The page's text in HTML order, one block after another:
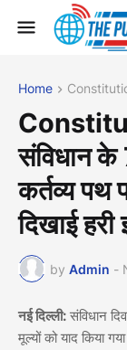
Home
संविधान के
कर्तव्य पथ
दिखाई हरी
by Admin -
नई दिल्ली: संविधान
मूल्यों को याद किया